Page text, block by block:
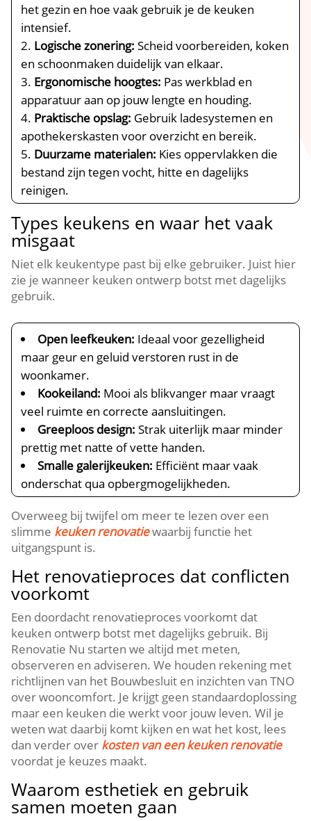
het gezin en hoe vaak gebruik je de keuken
intensief.​
Logische zonering: Scheid voorbereiden, koken
en schoonmaken duidelijk van elkaar.​
Ergonomische hoogtes: Pas werkblad en
apparatuur aan op jouw lengte en houding.​
Praktische opslag: Gebruik ladesystemen en
apothekerskasten voor overzicht en bereik.​
Duurzame materialen: Kies oppervlakken die
bestand zijn tegen vocht, hitte en dagelijks
reinigen.​
Types keukens en waar het vaak
misgaat
Niet elk keukentype past bij elke gebruiker.​ Juist hier
zie je wanneer keuken ontwerp botst met dagelijks
gebruik.​
Open leefkeuken: Ideaal voor gezelligheid
maar geur en geluid verstoren rust in de
woonkamer.​
Kookeiland: Mooi als blikvanger maar vraagt
veel ruimte en correcte aansluitingen.​
Greeploos design: Strak uiterlijk maar minder
prettig met natte of vette handen.​
Smalle galerijkeuken: Efficiënt maar vaak
onderschat qua opbergmogelijkheden.​
Overweeg bij twijfel om meer te lezen over een
slimme keuken renovatiewaarbij functie het
uitgangspunt is.​
Het renovatieproces dat conflicten
voorkomt
Een doordacht renovatieproces voorkomt dat
keuken ontwerp botst met dagelijks gebruik.​ Bij
Renovatie Nu starten we altijd met meten,
observeren en adviseren.​ We houden rekening met
richtlijnen van het Bouwbesluit en inzichten van TNO
over wooncomfort.​ Je krijgt geen standaardoplossing
maar een keuken die werkt voor jouw leven.​ Wil je
weten wat daarbij komt kijken en wat het kost, lees
dan verder over kosten van een keuken renovatie
voordat je keuzes maakt.​
Waarom esthetiek en gebruik
samen moeten gaan